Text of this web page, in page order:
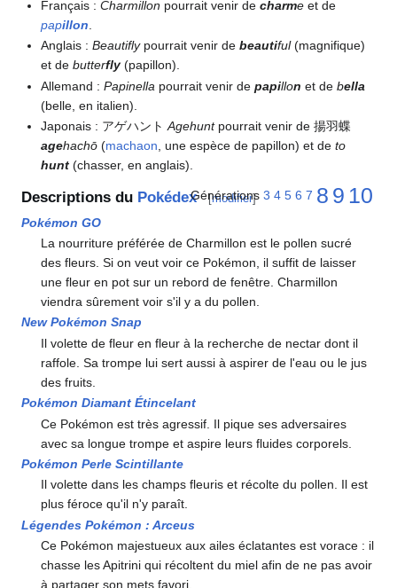
Français :Charmillon pourrait venir decharme et de
papillon
Anglais :Beautiflypourrait venir debeautiful(magnifique)
et debutterfly (papillon).
Allemand :Papinella pourrait venir depapillon et debella
(belle, en italien).
Japonais : アゲハントAgehuntpourrait venir de 揚羽蝶
agehachō (machaon , une espèce de papillon) et deto
hunt (chasser, en anglais).
Descriptions du Pokédex [modifier]
Générations 3 4 5 6 7 8 9 10
Pokémon GO
La nourriture préférée de Charmillon est le pollen sucré
des fleurs. Si on veut voir ce Pokémon, il suffit de laisser
une fleur en pot sur un rebord de fenêtre. Charmillon
viendra sûrement voir s'il y a du pollen.
New Pokémon Snap
Il volette de fleur en fleur à la recherche de nectar dont il
raffole. Sa trompe lui sert aussi à aspirer de l'eau ou le jus
des fruits.
Pokémon Diamant Étincelant
Ce Pokémon est très agressif. Il pique ses adversaires
avec sa longue trompe et aspire leurs fluides corporels.
Pokémon Perle Scintillante
Il volette dans les champs fleuris et récolte du pollen. Il est
plus féroce qu'il n'y paraît.
Légendes Pokémon : Arceus
Ce Pokémon majestueux aux ailes éclatantes est vorace : il
chasse les Apitrini qui récoltent du miel afin de ne pas avoir
à partager son mets favori.